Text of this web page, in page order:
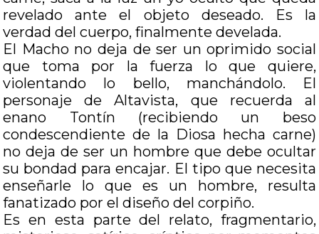
revelado ante el objeto deseado. Es la
verdad del cuerpo, finalmente develada.
El Macho no deja de ser un oprimido social
que toma por la fuerza lo que quiere,
violentando lo bello, manchándolo. El
personaje de Altavista, que recuerda al
enano Tontín (recibiendo un beso
condescendiente de la Diosa hecha carne)
no deja de ser un hombre que debe ocultar
su bondad para encajar. El tipo que necesita
enseñarle lo que es un hombre, resulta
fanatizado por el diseño del corpiño.
Es en esta parte del relato, fragmentario,